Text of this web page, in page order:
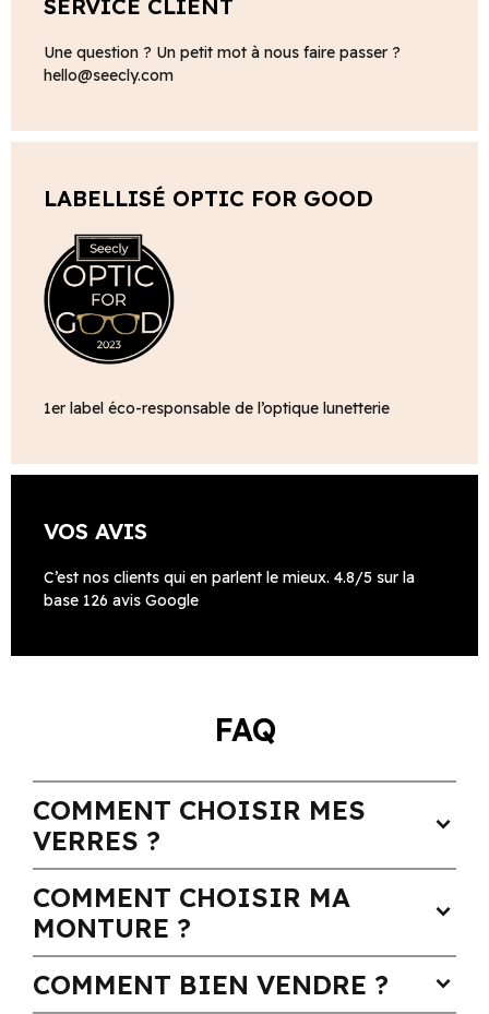
SERVICE CLIENT
Une question ? Un petit mot à nous faire passer ?
hello@seecly.com
LABELLISÉ OPTIC FOR GOOD
1er label éco-responsable de l’optique lunetterie
VOS AVIS
C’est nos clients qui en parlent le mieux. 4.8/5 sur la
base 126 avis Google
FAQ
COMMENT CHOISIR MES
VERRES ?
expand_more
COMMENT CHOISIR MA
MONTURE ?
expand_more
COMMENT BIEN VENDRE ? expand_more